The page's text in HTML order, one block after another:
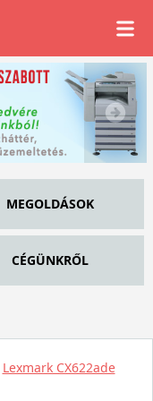
MEGOLDÁSOK
CÉGÜNKRŐL
Lexmark CX622ade